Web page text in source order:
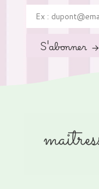
S'abonner →